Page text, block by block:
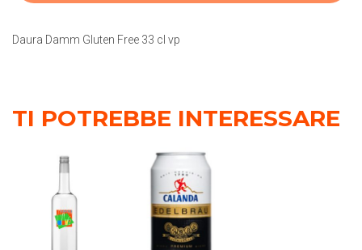
Daura Damm Gluten Free 33 cl vp
TI POTREBBE INTERESSARE